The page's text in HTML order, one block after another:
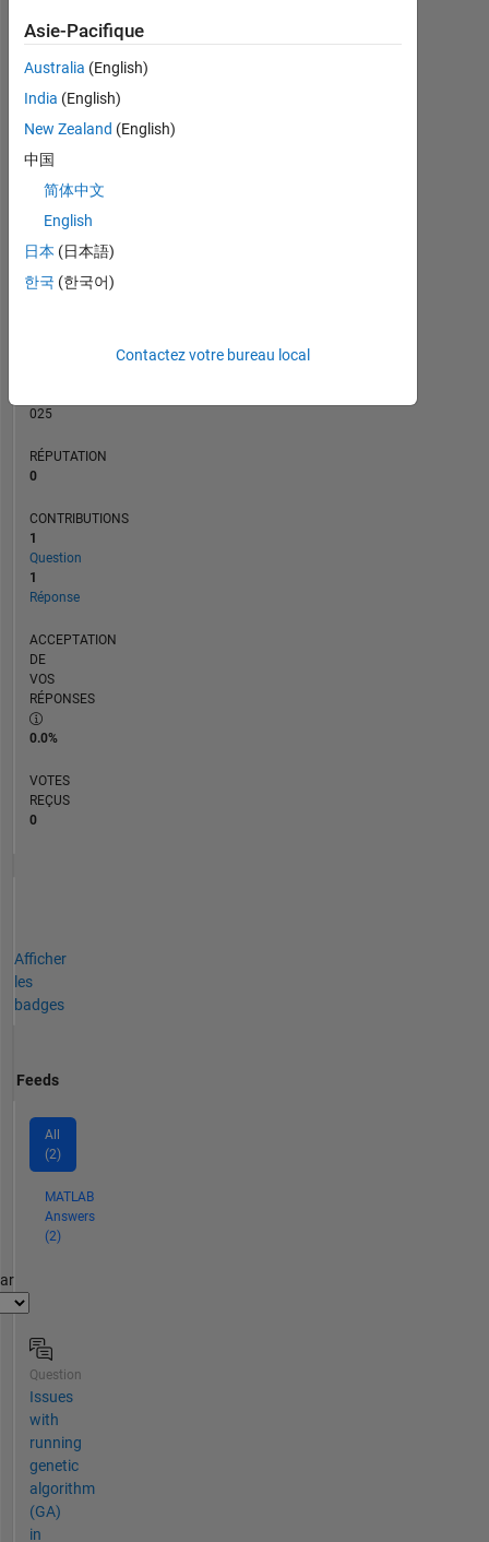
CONTRIBUTIONS L
0
1
2
025
RÉPUTATION
0
CONTRIBUTIONS
1
Question
1
Réponse
ACCEPTATION
DE
VOS
RÉPONSES
0.0%
VOTES
REÇUS
0
Afficher
les
badges
Feeds
All
(2)
MATLAB
Answers
(2)
Question
Issues
with
running
genetic
algorithm
(GA)
in
Asie-Pacifique
Australia (English)
India (English)
New Zealand (English)
中国
简体中文
English
日本 (日本語)
한국 (한국어)
Contactez votre bureau local